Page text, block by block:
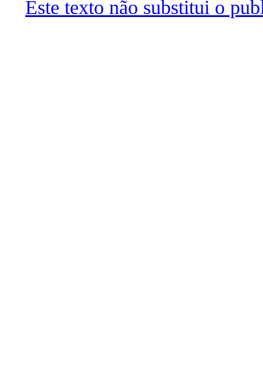
Este texto não substitui o